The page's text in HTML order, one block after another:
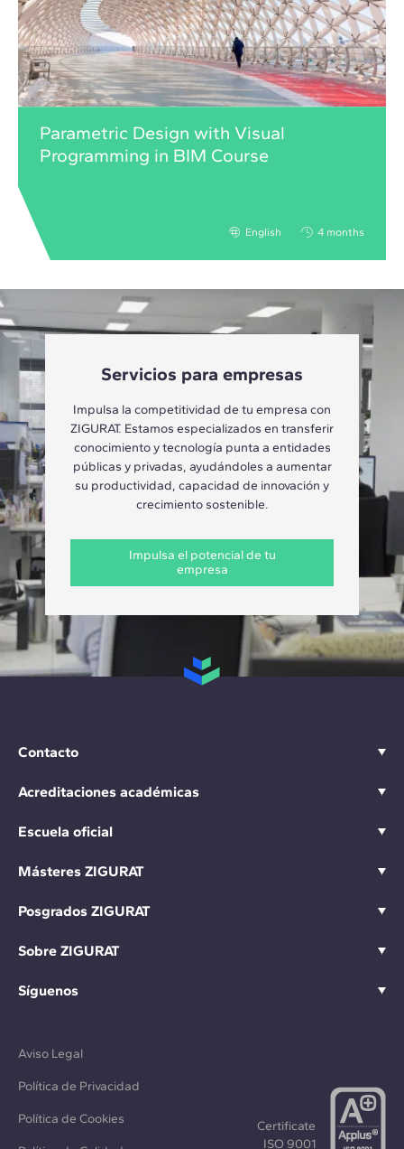
Parametric Design with Visual
Programming in BIM Course
English 4 months
Servicios para empresas
Impulsa la competitividad de tu empresa con
ZIGURAT. Estamos especializados en transferir
conocimiento y tecnología punta a entidades
públicas y privadas, ayudándoles a aumentar
su productividad, capacidad de innovación y
crecimiento sostenible.
Impulsa el potencial de tu
empresa
Contacto
Acreditaciones académicas
Escuela oficial
Másteres ZIGURAT
Posgrados ZIGURAT
Sobre ZIGURAT
Síguenos
Aviso Legal
Política de Privacidad
Política de Cookies
Certificate
ISO 9001